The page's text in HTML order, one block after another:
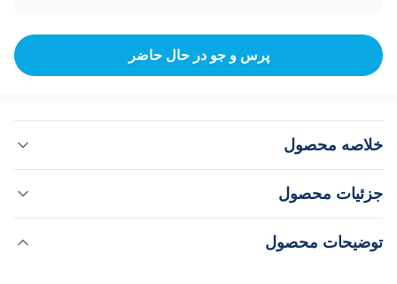
پرس و جو در حال حاضر
خلاصه محصول
Pa سری شیرهای دروازه خلاء فوق‌العاده نوع به روز شده (نوع
شیرهای دروازه اصلی قدیمی ساخته شده‌اند که برای خلاء
جزئیات محصول
برجسته کردن:
توضیحات محصول